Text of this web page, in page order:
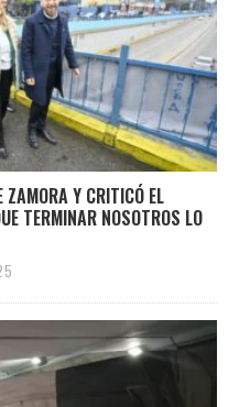
ZAMORA Y CRITICÓ EL
TERMINAR NOSOTROS LO